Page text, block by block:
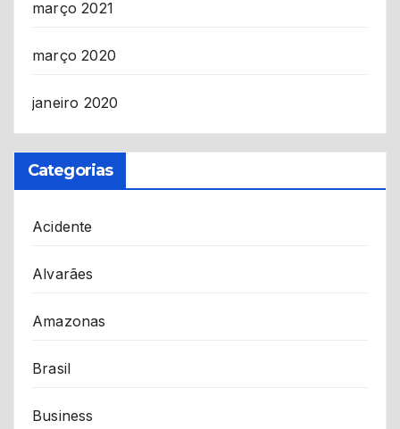
março 2021
março 2020
janeiro 2020
Categorias
Acidente
Alvarães
Amazonas
Brasil
Business